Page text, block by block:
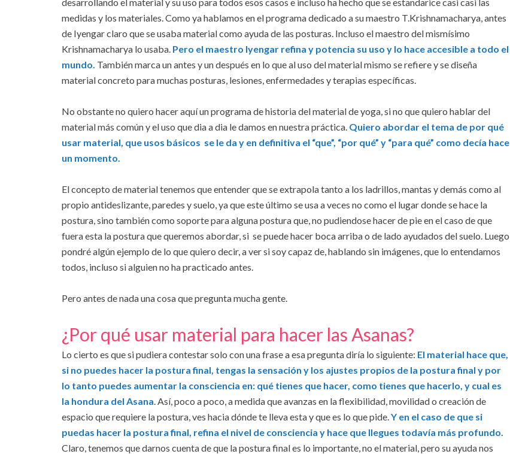
medidas y los materiales. Como ya hablamos en el programa dedicado a su maestro T.Krishnamacharya, antes
de Iyengar claro que se usaba material como ayuda de las posturas. Incluso el maestro del mismísimo
Krishnamacharya lo usaba. Pero el maestro Iyengar refina y potencia su uso y lo hace accesible a todo el
mundo. También marca un antes y un después en lo que al uso del material mismo se refiere y se diseña
material concreto para muchas posturas, lesiones, enfermedades y terapias específicas.
No obstante no quiero hacer aquí un programa de historia del material de yoga, si no que quiero hablar del
material más común y el uso que dia a dia le damos en nuestra práctica. Quiero abordar el tema de por qué
usar material, que usos básicos se le da y en definitiva el “que”, “por qué” y “para qué” como decía hace
un momento.
El concepto de material tenemos que entender que se extrapola tanto a los ladrillos, mantas y demás como al
propio antideslizante, paredes y suelo, ya que este último se usa a veces no como el lugar donde se hace la
postura, sino también como soporte para alguna postura que, no pudiendose hacer de pie en el caso de que
fuera esta la postura que queremos abordar, si se puede hacer boca arriba o de lado ayudados del suelo. Luego
pondré algún ejemplo de lo que quiero decir, a ver si soy capaz de, hablando sin imágenes, que lo entendamos
todos, incluso si alguien no ha practicado antes.
Pero antes de nada una cosa que pregunta mucha gente.
¿Por qué usar material para hacer las Asanas?
Lo cierto es que si pudiera contestar solo con una frase a esa pregunta diría lo siguiente: El material hace que,
si no puedes hacer la postura final, tengas la sensación y los ajustes propios de la postura final y por
lo tanto puedes aumentar la consciencia en: qué tienes que hacer, como tienes que hacerlo, y cual es
la hondura del Asana. Así, poco a poco, a medida que avanzas en la flexibilidad, movilidad o creación de
espacio que requiere la postura, ves hacia dónde te lleva esta y que es lo que pide.Y en el caso de que si
puedas hacer la postura final, refina el nivel de consciencia y hace que llegues todavía más profundo.
Claro, tenemos que darnos cuenta de que la postura final es lo importante, no el material, pero su ayuda nos